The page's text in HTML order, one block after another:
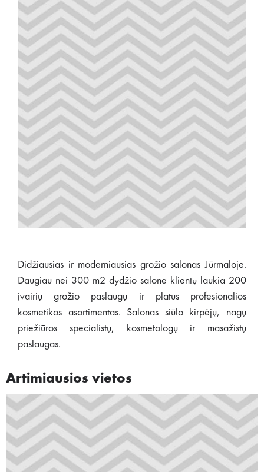
Didžiausias ir moderniausias grožio salonas Jūrmaloje.
Daugiau nei 300 m2 dydžio salone klientų laukia 200
įvairių grožio paslaugų ir platus profesionalios
kosmetikos asortimentas. Salonas siūlo kirpėjų, nagų
priežiūros specialistų, kosmetologų ir masažistų
paslaugas.
Artimiausios vietos